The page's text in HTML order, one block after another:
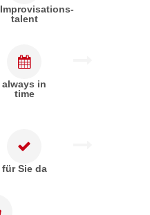
Improvisations-
talent
always in
time
für Sie da